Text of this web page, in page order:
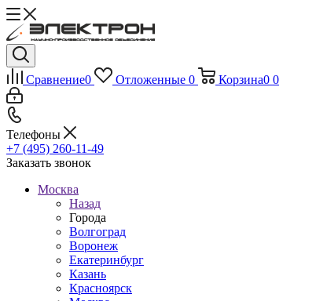
Сравнение0 Отложенные 0 Корзина0 0
Телефоны
+7 (495) 260-11-49
Заказать звонок
Москва
Назад
Города
Волгоград
Воронеж
Екатеринбург
Казань
Красноярск